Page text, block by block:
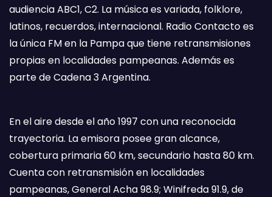
audiencia ABC1, C2. La música es variada, folklore,
latinos, recuerdos, internacional. Radio Contacto es
la única FM en la Pampa que tiene retransmisiones
propias en localidades pampeanas. Además es
parte de Cadena 3 Argentina.
En el aire desde el año 1997 con una reconocida
trayectoria. La emisora posee gran alcance,
cobertura primaria 60 km, secundario hasta 80 km.
Cuenta con retransmisión en localidades
pampeanas, General Acha 98.9; Winifreda 91.9, de